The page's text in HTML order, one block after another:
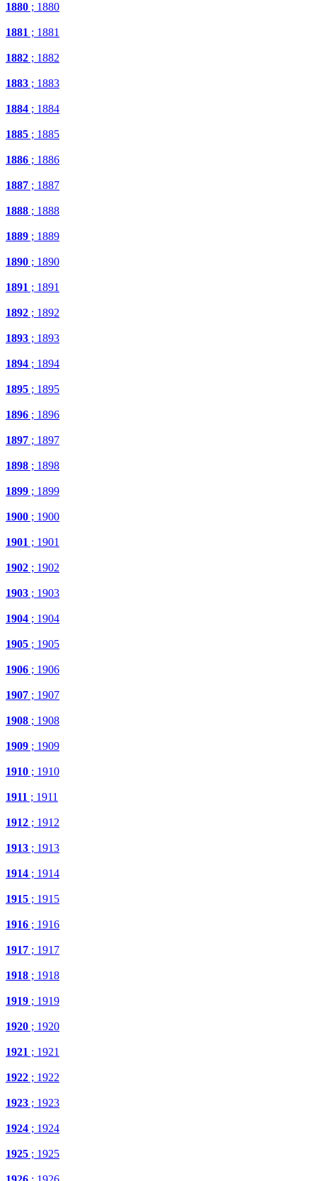
1880 ; 1880
1881 ; 1881
1882 ; 1882
1883 ; 1883
1884 ; 1884
1885 ; 1885
1886 ; 1886
1887 ; 1887
1888 ; 1888
1889 ; 1889
1890 ; 1890
1891 ; 1891
1892 ; 1892
1893 ; 1893
1894 ; 1894
1895 ; 1895
1896 ; 1896
1897 ; 1897
1898 ; 1898
1899 ; 1899
1900 ; 1900
1901 ; 1901
1902 ; 1902
1903 ; 1903
1904 ; 1904
1905 ; 1905
1906 ; 1906
1907 ; 1907
1908 ; 1908
1909 ; 1909
1910 ; 1910
1911 ; 1911
1912 ; 1912
1913 ; 1913
1914 ; 1914
1915 ; 1915
1916 ; 1916
1917 ; 1917
1918 ; 1918
1919 ; 1919
1920 ; 1920
1921 ; 1921
1922 ; 1922
1923 ; 1923
1924 ; 1924
1925 ; 1925